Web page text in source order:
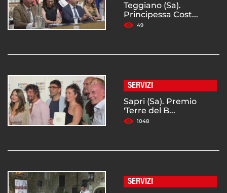
Teggiano (Sa).
Principessa Cost...
49
SERVIZI
Sapri (Sa). Premio
'Terre del B...
1048
SERVIZI